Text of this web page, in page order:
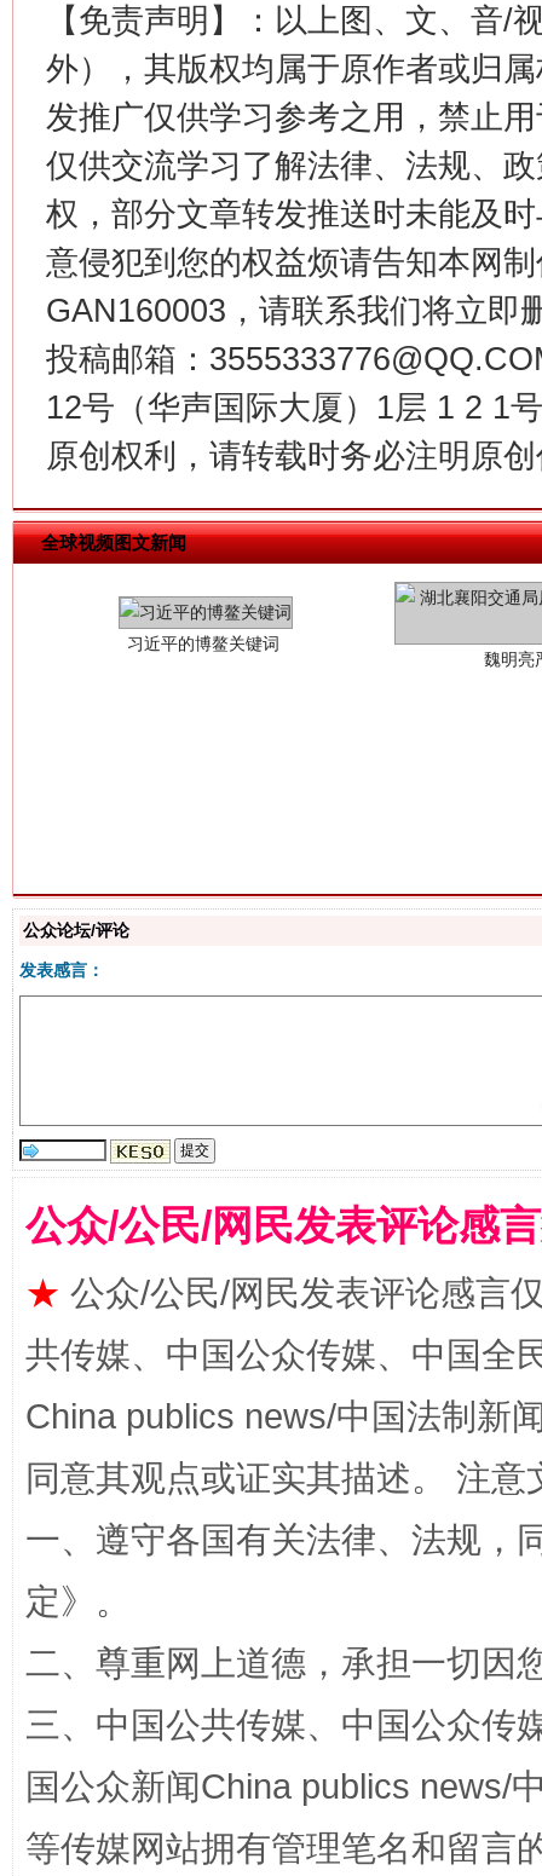
【免责声明】：以上图、文、音/
外），其版权均属于原作者或归
发推广仅供学习参考之用，禁止
仅供交流学习了解法律、法规、
权，部分文章转发推送时未能及
意侵犯到您的权益烦请告知本网
GAN160003，请联系我们将立即
投稿邮箱：
12号（华声国际大厦）1层 1 2 1
原创权利，请转载时务必注明原
全球视频图文新闻
在谋一域中谋全局
今
魏明亮
揭批美国五大"原罪"
解纷+调解+退费，一次搞定
站台名比不上好声名
公众论坛/评论
发表感言：
公众/公民/网民发表评论感
★ 公众/公民/网民发表评论感言
共传媒、中国公众传媒、中国全
China publics news/中国法制新
同意其观点或证实其描述。 注
一、遵守各国有关法律、法规，
定》。
二、尊重网上道德，承担一切因
三、中国公共传媒、中国公众传
国公众新闻China publics news/
等传媒网站拥有管理笔名和留言